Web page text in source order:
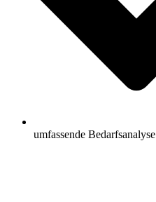
umfassende Bedarfsanalyse